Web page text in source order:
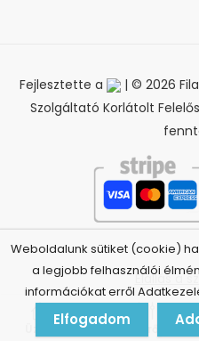
Fejlesztette a
| © 2026
Szolgáltató Korlátolt
Üzlet Szűrők
Weboldalunk sütiket (cookie)
a legjobb felhasználói
információkat erről
Elfogadom
Elállás a